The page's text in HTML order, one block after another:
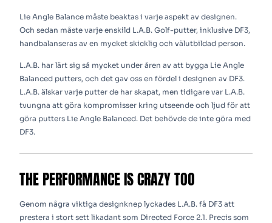
Lie Angle Balance måste beaktas i varje aspekt av designen.
Och sedan måste varje enskild L.A.B. Golf-putter, inklusive DF3,
handbalanseras av en mycket skicklig och välutbildad person.
L.A.B. har lärt sig så mycket under åren av att bygga Lie Angle
Balanced putters, och det gav oss en fördel i designen av DF3.
L.A.B. älskar varje putter de har skapat, men tidigare var L.A.B.
tvungna att göra kompromisser kring utseende och ljud för att
göra putters Lie Angle Balanced. Det behövde de inte göra med
DF3.
THE PERFORMANCE IS CRAZY TOO
Genom några viktiga designknep lyckades L.A.B. få DF3 att
prestera i stort sett likadant som Directed Force 2.1. Precis som